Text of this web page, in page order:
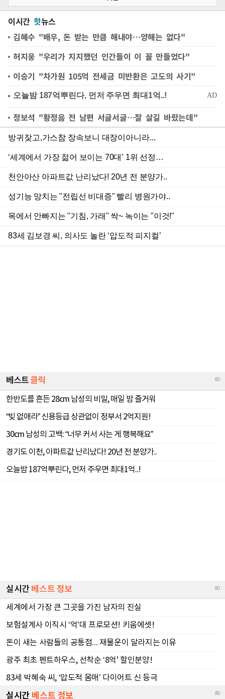
이시간 핫뉴스
김혜수 "배우, 돈 받는 만큼 해내야…양해는 없다"
허지웅 "우리가 지지했던 인간들이 이 꼴 만들었다"
이승기 "차가원 105억 전세금 미반환은 고도의 사기"
정보석 "황정음 전 남편 서글서글…잘 살길 바랐는데"